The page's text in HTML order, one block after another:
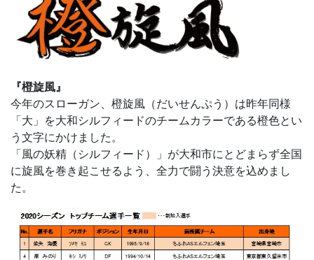
『橙旋風』
今年のスローガン、橙旋風（だいせんぷう）は昨年同様
「大」を大和シルフィードのチームカラーである橙色とい
う文字にかけました。
「風の妖精（シルフィード）」が大和市にとどまらず全国
に旋風を巻き起こせるよう、全力で闘う決意を込めまし
た。